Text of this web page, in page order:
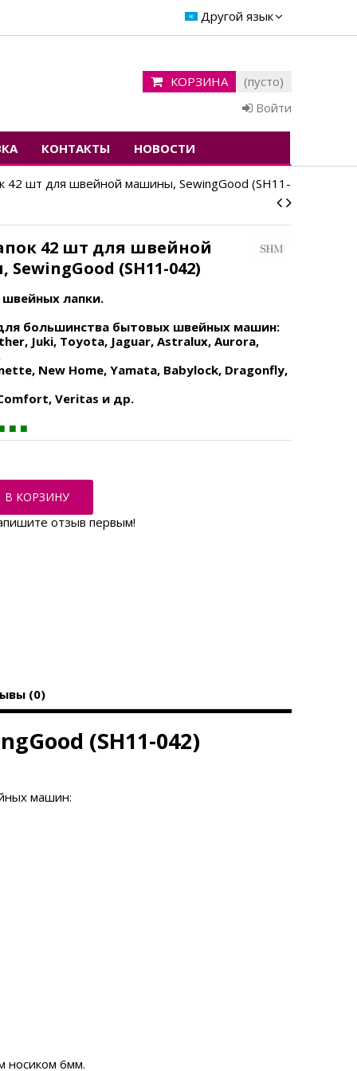
Другой язык
КОРЗИНА
(пусто)
Войти
КОНТАКТЫ НОВОСТИ
42 шт для швейной машины, SewingGood (SH11-
42 шт для швейной
(SH11-042)
швейных лапки.
большинства бытовых швейных машин:
Juki, Toyota, Jaguar, Astralux, Aurora,
New Home, Yamata, Babylock, Dragonfly,
Veritas и др.
В КОРЗИНУ
отзыв первым!
(0)
(SH11-042)
машин:
носиком 6мм.